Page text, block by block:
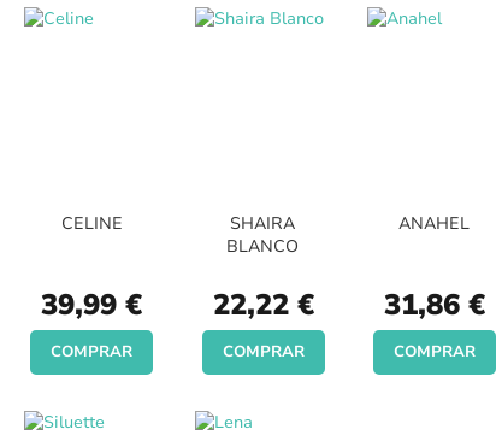
CELINE
39,99 €
COMPRAR
SHAIRA
BLANCO
22,22 €
COMPRAR
ANAHEL
31,86 €
COMPRAR